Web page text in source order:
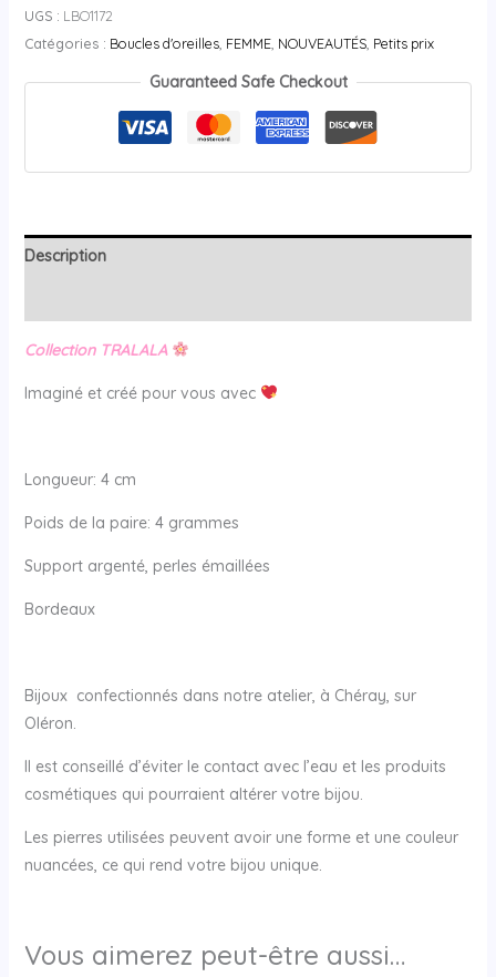
UGS : LBO1172
Catégories : Boucles d'oreilles, FEMME, NOUVEAUTÉS, Petits prix
Guaranteed Safe Checkout
Description
Collection TRALALA
Imaginé et créé pour vous avec
Longueur: 4 cm
Poids de la paire: 4 grammes
Support argenté, perles émaillées
Bordeaux
Bijoux confectionnés dans notre atelier, à Chéray, sur
Oléron.
Il est conseillé d’éviter le contact avec l’eau et les produits
cosmétiques qui pourraient altérer votre bijou.
Les pierres utilisées peuvent avoir une forme et une couleur
nuancées, ce qui rend votre bijou unique.
Vous aimerez peut-être aussi…